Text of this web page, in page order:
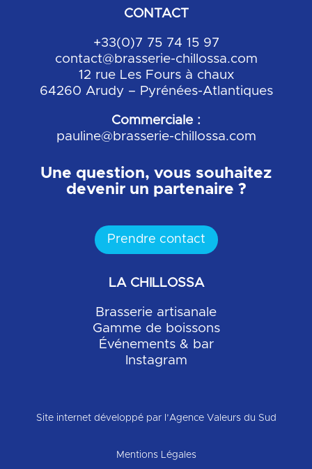
CONTACT
+33(0)7 75 74 15 97
contact@brasserie-chillossa.com
12 rue Les Fours à chaux
64260 Arudy – Pyrénées-Atlantiques
Commerciale :
pauline@brasserie-chillossa.com
Une question, vous souhaitez
devenir un partenaire ?
Prendre contact
LA CHILLOSSA
Brasserie artisanale
Gamme de boissons
Événements & bar
Instagram
Site internet développé par l’Agence Valeurs du Sud
Mentions Légales